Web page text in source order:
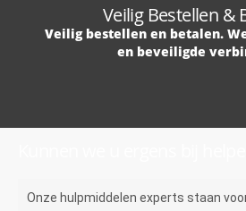
Veilig Bestellen &
Veilig bestellen en betalen.
en beveiligde
Onze hulpmiddelen experts staan